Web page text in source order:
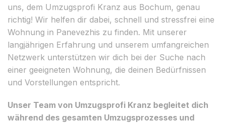
uns, dem Umzugsprofi Kranz aus Bochum, genau
richtig! Wir helfen dir dabei, schnell und stressfrei eine
Wohnung in Panevezhis zu finden. Mit unserer
langjährigen Erfahrung und unserem umfangreichen
Netzwerk unterstützen wir dich bei der Suche nach
einer geeigneten Wohnung, die deinen Bedürfnissen
und Vorstellungen entspricht.
Unser Team von Umzugsprofi Kranz begleitet dich
während des gesamten Umzugsprozesses und